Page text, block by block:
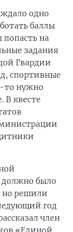
одно
баллы
попасть на
задания
Гвардии
спортивные
то нужно
В квесте
должно было
но решили
год
член